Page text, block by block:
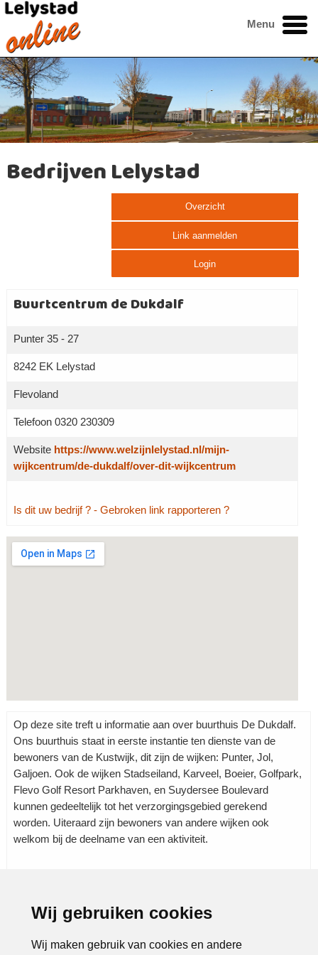
Wij gebruiken cookies
Wij maken gebruik van cookies en andere
Menu
Bedrijven Lelystad
Overzicht
Link aanmelden
Login
Buurtcentrum de Dukdalf
Punter 35 - 27
8242 EK Lelystad
Flevoland
Telefoon 0320 230309
Website https://www.welzijnlelystad.nl/mijn-
wijkcentrum/de-dukdalf/over-dit-wijkcentrum
Is dit uw bedrijf ? - Gebroken link rapporteren ?
Grotere kaart weergeven
Op deze site treft u informatie aan over buurthuis De Dukdalf.
Ons buurthuis staat in eerste instantie ten dienste van de
bewoners van de Kustwijk, dit zijn de wijken: Punter, Jol,
Galjoen. Ook de wijken Stadseiland, Karveel, Boeier, Golfpark,
Flevo Golf Resort Parkhaven, en Suydersee Boulevard
kunnen gedeeltelijk tot het verzorgingsgebied gerekend
worden. Uiteraard zijn bewoners van andere wijken ook
welkom bij de deelname van een aktiviteit.
Rubrieken:Jongeren|Ouderen|Verenigingen